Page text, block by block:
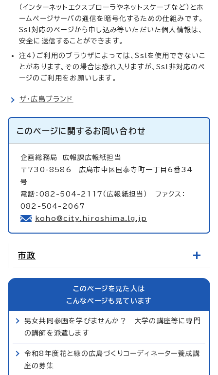
（インターネットエクスプローラやネットスケープなど）とホ
ームページサーバの通信を暗号化するための仕組みです。
Ssl対応のページから申し込み等いただいた個人情報は、
安全に送信することができます。
注4）ご利用のブラウザによっては、Sslを使用できないこ
とがあります。その場合は恐れ入りますが、Ssl非対応のペ
ージのご利用をお願いします。
ザ・広島ブランド
このページに関するお問い合わせ
企画総務局 広報課広報紙担当
〒730-8586 広島市中区国泰寺町一丁目6番34
号
電話：082-504-2117（広報紙担当） ファクス：
082-504-2067
koho@city.hiroshima.lg.jp
市政
このページを見た人は
こんなページも見ています
男女共同参画を学びませんか？ 大学の講座等に専門
の講師を派遣します
令和8年度花と緑の広島づくりコーディネーター養成講
座の募集